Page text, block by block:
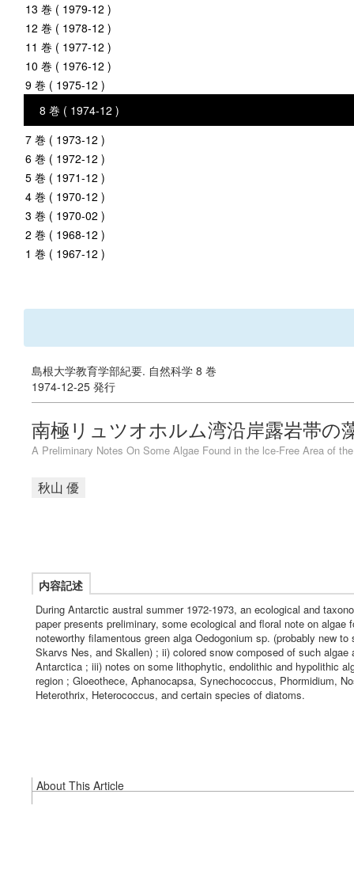
13 巻 ( 1979-12 )
12 巻 ( 1978-12 )
11 巻 ( 1977-12 )
10 巻 ( 1976-12 )
9 巻 ( 1975-12 )
8 巻 ( 1974-12 )
7 巻 ( 1973-12 )
6 巻 ( 1972-12 )
5 巻 ( 1971-12 )
4 巻 ( 1970-12 )
3 巻 ( 1970-02 )
2 巻 ( 1968-12 )
1 巻 ( 1967-12 )
島根大学教育学部紀要. 自然科学 8 巻
1974-12-25 発行
南極リュツオホルム湾沿岸露岩帯の
A Preliminary Notes On Some Algae Found in the lce-Free Area of
秋山 優
内容記述
During Antarctic austral summer 1972-1973, an ecological and
paper presents preliminary, some ecological and floral note on
noteworthy filamentous green alga Oedogonium sp. (probably new
Skarvs Nes, and Skallen) ; ii) colored snow composed of such
Antarctica ; iii) notes on some lithophytic, endolithic and hypolithic
region ; Gloeothece, Aphanocapsa, Synechococcus, Phormidium,
Heterothrix, Heterococcus, and certain species of diatoms.
About This Article